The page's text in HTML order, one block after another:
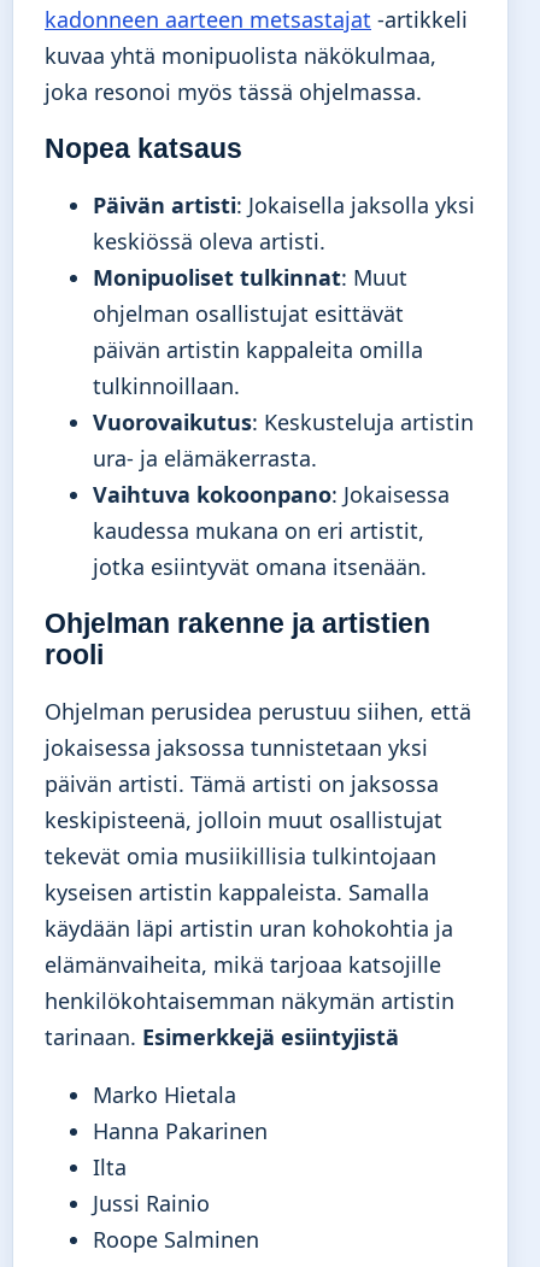
kadonneen aarteen metsastajat -artikkeli
kuvaa yhtä monipuolista näkökulmaa,
joka resonoi myös tässä ohjelmassa.
Nopea katsaus
Päivän artisti: Jokaisella jaksolla yksi
keskiössä oleva artisti.
Monipuoliset tulkinnat: Muut
ohjelman osallistujat esittävät
päivän artistin kappaleita omilla
tulkinnoillaan.
Vuorovaikutus: Keskusteluja artistin
ura- ja elämäkerrasta.
Vaihtuva kokoonpano: Jokaisessa
kaudessa mukana on eri artistit,
jotka esiintyvät omana itsenään.
Ohjelman rakenne ja artistien
rooli
Ohjelman perusidea perustuu siihen, että
jokaisessa jaksossa tunnistetaan yksi
päivän artisti. Tämä artisti on jaksossa
keskipisteenä, jolloin muut osallistujat
tekevät omia musiikillisia tulkintojaan
kyseisen artistin kappaleista. Samalla
käydään läpi artistin uran kohokohtia ja
elämänvaiheita, mikä tarjoaa katsojille
henkilökohtaisemman näkymän artistin
tarinaan. Esimerkkejä esiintyjistä
Marko Hietala
Hanna Pakarinen
Ilta
Jussi Rainio
Roope Salminen